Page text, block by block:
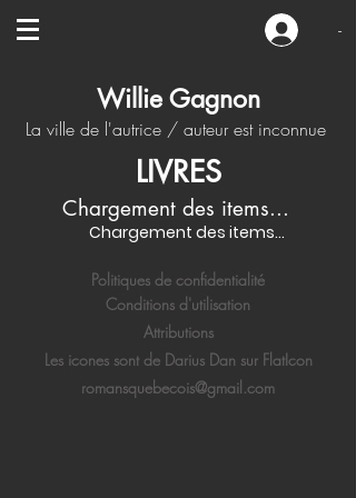
-
Willie Gagnon
La ville de l'autrice / auteur est inconnue
LIVRES
Chargement des items...
Chargement des items...
Politiques de confidentialité
Conditions d'utilisation
Attributions
Les icones sont de Darius Dan sur FlatIcon
romansquebecois@gmail.com